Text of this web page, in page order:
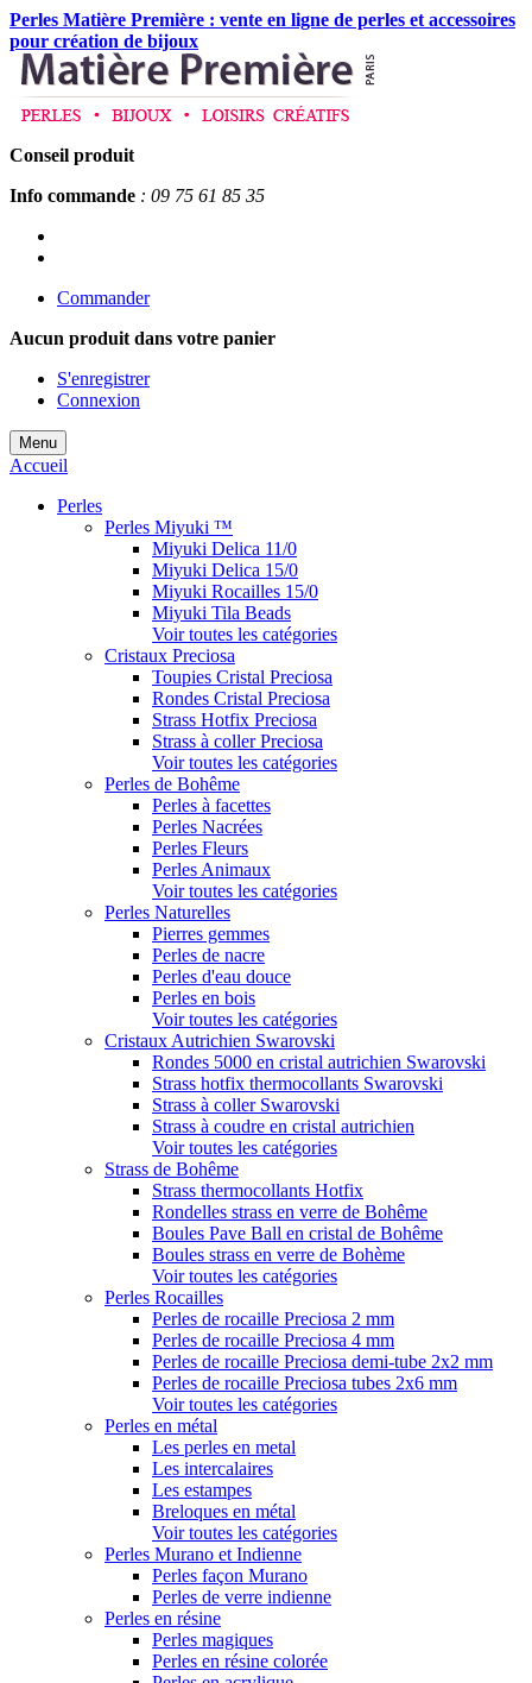
Perles Matière Première : vente en ligne de perles et accessoires
pour création de bijoux
Conseil produit
Info commande : 09 75 61 85 35
Commander
Aucun produit dans votre panier
S'enregistrer
Connexion
Menu
Accueil
Perles
Perles Miyuki ™
Miyuki Delica 11/0
Miyuki Delica 15/0
Miyuki Rocailles 15/0
Miyuki Tila Beads
Voir toutes les catégories
Cristaux Preciosa
Toupies Cristal Preciosa
Rondes Cristal Preciosa
Strass Hotfix Preciosa
Strass à coller Preciosa
Voir toutes les catégories
Perles de Bohême
Perles à facettes
Perles Nacrées
Perles Fleurs
Perles Animaux
Voir toutes les catégories
Perles Naturelles
Pierres gemmes
Perles de nacre
Perles d'eau douce
Perles en bois
Voir toutes les catégories
Cristaux Autrichien Swarovski
Rondes 5000 en cristal autrichien Swarovski
Strass hotfix thermocollants Swarovski
Strass à coller Swarovski
Strass à coudre en cristal autrichien
Voir toutes les catégories
Strass de Bohême
Strass thermocollants Hotfix
Rondelles strass en verre de Bohême
Boules Pave Ball en cristal de Bohême
Boules strass en verre de Bohème
Voir toutes les catégories
Perles Rocailles
Perles de rocaille Preciosa 2 mm
Perles de rocaille Preciosa 4 mm
Perles de rocaille Preciosa demi-tube 2x2 mm
Perles de rocaille Preciosa tubes 2x6 mm
Voir toutes les catégories
Perles en métal
Les perles en metal
Les intercalaires
Les estampes
Breloques en métal
Voir toutes les catégories
Perles Murano et Indienne
Perles façon Murano
Perles de verre indienne
Perles en résine
Perles magiques
Perles en résine colorée